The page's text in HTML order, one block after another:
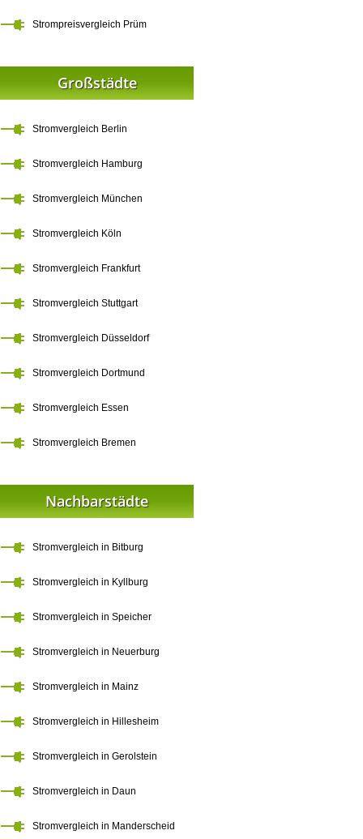
Strompreisvergleich Prüm
Großstädte
Stromvergleich Berlin
Stromvergleich Hamburg
Stromvergleich München
Stromvergleich Köln
Stromvergleich Frankfurt
Stromvergleich Stuttgart
Stromvergleich Düsseldorf
Stromvergleich Dortmund
Stromvergleich Essen
Stromvergleich Bremen
Nachbarstädte
Stromvergleich in Bitburg
Stromvergleich in Kyllburg
Stromvergleich in Speicher
Stromvergleich in Neuerburg
Stromvergleich in Mainz
Stromvergleich in Hillesheim
Stromvergleich in Gerolstein
Stromvergleich in Daun
Stromvergleich in Manderscheid